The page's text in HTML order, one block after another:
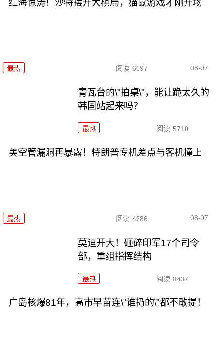
红海惊涛！沙特摆开大棋局，猫鼠游戏才刚开场
最热 阅读 6097 08-07
青瓦台的\"拍桌\"，能让跪太久的
韩国站起来吗？
最热 阅读 5710
美空管漏洞再暴露！特朗普专机差点与客机撞上
最热 阅读 4686 08-07
莫迪开大！砸碎印军17个司令
部，重组指挥结构
最热 阅读 8437
广岛核爆81年，高市早苗连\"谁扔的\"都不敢提！